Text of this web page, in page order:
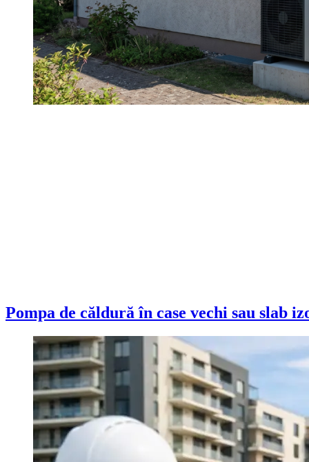
Pompa de căldură în case vechi sau slab